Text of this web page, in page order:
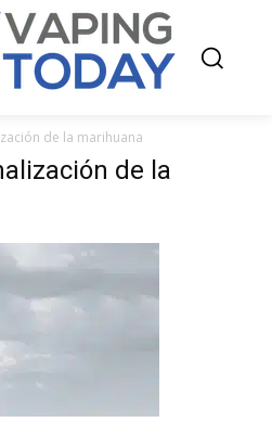
de la marihuana
de la